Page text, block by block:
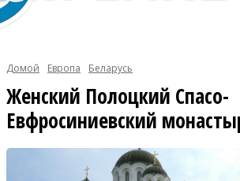
Домой Европа Беларусь
Женский Полоцкий Спасо-
Евфросиниевский